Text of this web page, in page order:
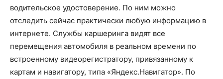
водительское удостоверение. По ним можно
отследить сейчас практически любую информацию в
интернете. Службы каршеринга видят все
перемещения автомобиля в реальном времени по
встроенному видеорегистратору, привязанному к
картам и навигатору, типа «Яндекс.Навигатор». По